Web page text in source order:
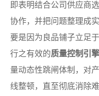
即表明结合公司供应商
协作，并把问题整理成
要是因为良品铺子立足
行之有效的质量控制引擎
量动态性跳闸体制，对
线整顿，直至彻底消除